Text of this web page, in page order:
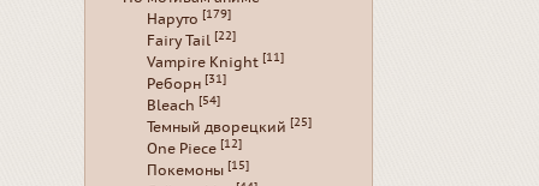
Наруто [179]
Fairy Tail [22]
Vampire Knight [11]
Реборн [31]
Bleach [54]
Темный дворецкий [25]
One Piece [12]
Покемоны [15]